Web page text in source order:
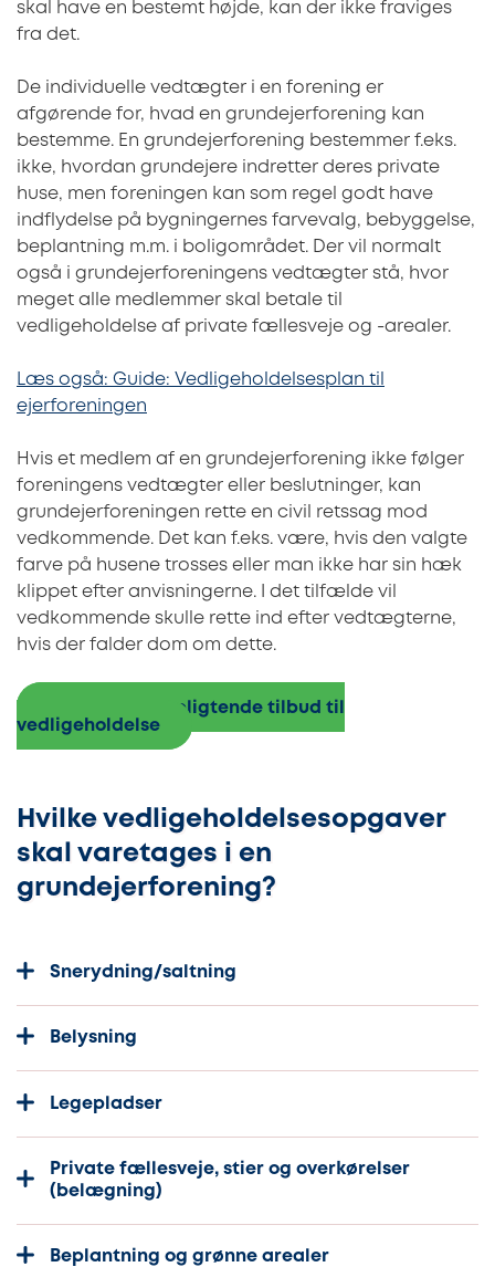
skal have en bestemt højde, kan der ikke fraviges
fra det.
De individuelle vedtægter i en forening er
afgørende for, hvad en grundejerforening kan
bestemme. En grundejerforening bestemmer f.eks.
ikke, hvordan grundejere indretter deres private
huse, men foreningen kan som regel godt have
indflydelse på bygningernes farvevalg, bebyggelse,
beplantning m.m. i boligområdet. Der vil normalt
også i grundejerforeningens vedtægter stå, hvor
meget alle medlemmer skal betale til
vedligeholdelse af private fællesveje og -arealer.
Læs også: Guide: Vedligeholdelsesplan til
ejerforeningen
Hvis et medlem af en grundejerforening ikke følger
foreningens vedtægter eller beslutninger, kan
grundejerforeningen rette en civil retssag mod
vedkommende. Det kan f.eks. være, hvis den valgte
farve på husene trosses eller man ikke har sin hæk
klippet efter anvisningerne. I det tilfælde vil
vedkommende skulle rette ind efter vedtægterne,
hvis der falder dom om dette.
Indhent 3 uforpligtende tilbud til
vedligeholdelse
Hvilke vedligeholdelsesopgaver
skal varetages i en
grundejerforening?
Snerydning/saltning
Belysning
Legepladser
Private fællesveje, stier og overkørelser
(belægning)
Beplantning og grønne arealer